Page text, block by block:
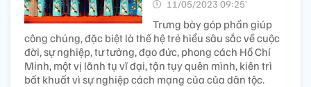
11/05/2023 09:25’
Trưng bày góp phần giúp
công chúng, đặc biệt là thế hệ trẻ hiểu sâu sắc về cuộc
đời, sự nghiệp, tư tưởng, đạo đức, phong cách Hồ Chí
Minh, một vị lãnh tụ vĩ đại, tận tụy quên mình, kiên trì
bất khuất vì sự nghiệp cách mạng của của dân tộc.